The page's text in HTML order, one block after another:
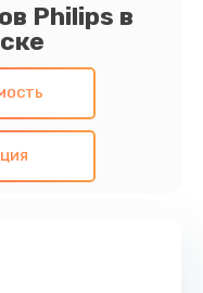
Philips в
запасных
работ и
услуги.